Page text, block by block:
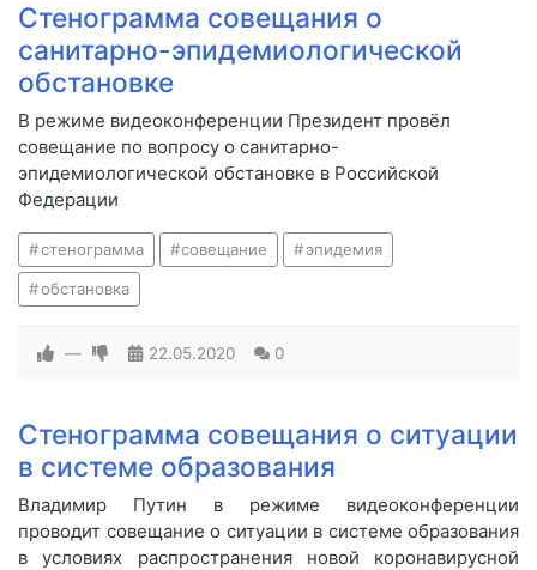
Стенограмма совещания о
санитарно-эпидемиологической
обстановке
В режиме видеоконференции Президент провёл
совещание по вопросу о санитарно-
эпидемиологической обстановке в Российской
Федерации
стенограмма совещание эпидемия
обстановка
— 22.05.2020 0
Стенограмма совещания о ситуации
в системе образования
Владимир Путин в режиме видеоконференции
проводит совещание о ситуации в системе образования
в условиях распространения новой коронавирусной